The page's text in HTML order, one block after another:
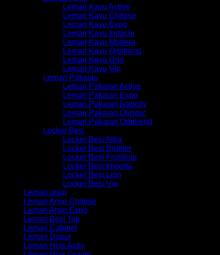
Lemari Kayu Active
Lemari Kayu Chitose
Lemari Kayu Expo
Lemari Kayu Indachi
Lemari Kayu Modera
Lemari Kayu Orbitrend
Lemari Kayu Uno
Lemari Kayu Vip
Lemari Pakaian
Lemari Pakaian Active
Lemari Pakaian Expo
Lemari Pakaian Napolly
Lemari Pakaian Olimpic
Lemari Pakaian Orbitrend
Locker Besi
Locker Besi Alba
Locker Besi Brother
Locker Besi Frontline
Locker Besi Importa
Locker Besi Lion
Locker Besi Vip
Lemari arsip
Lemari Arsip Chitose
Lemari Arsip Expo
Lemari Besi Top
Lemari Cabinet
Lemari Dapur
Lemari Hias Activ